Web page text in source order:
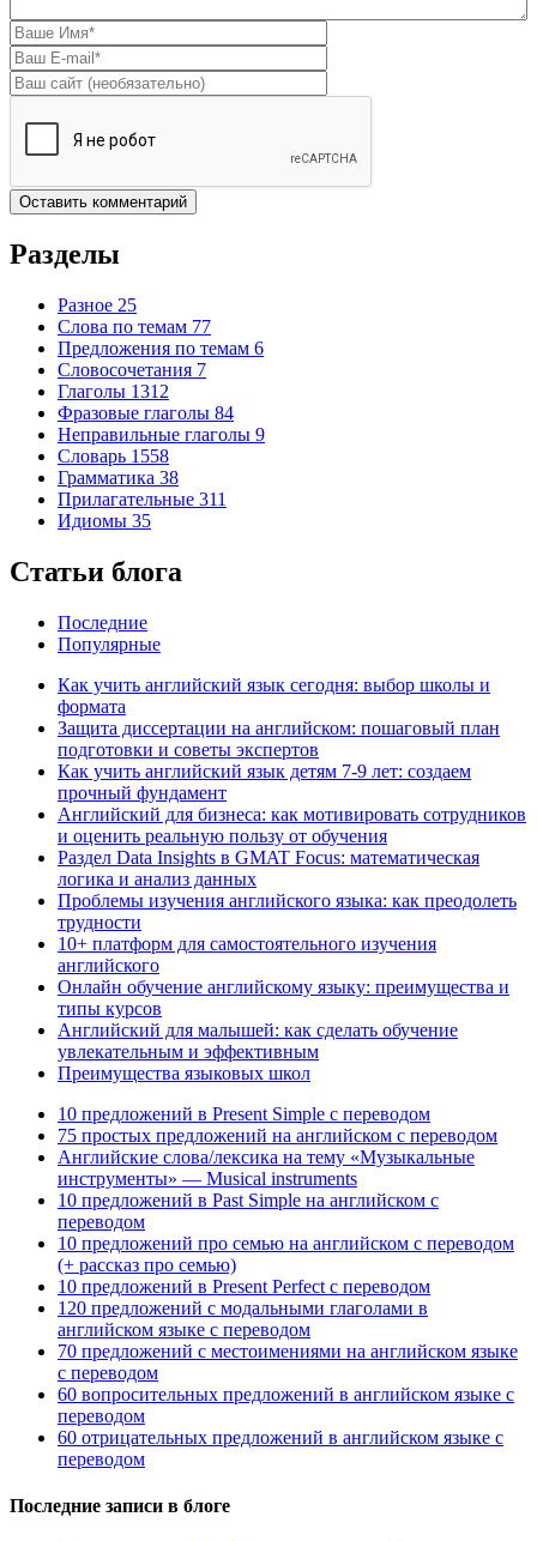
Ваше имя
E-mail*
Домашняя страница
Разделы
Разное 25
Слова по темам 77
Предложения по темам 6
Словосочетания 7
Глаголы 1312
Фразовые глаголы 84
Неправильные глаголы 9
Словарь 1558
Грамматика 38
Прилагательные 311
Идиомы 35
Статьи блога
Последние
Популярные
Как учить английский язык сегодня: выбор школы и
формата
Защита диссертации на английском: пошаговый план
подготовки и советы экспертов
Как учить английский язык детям 7-9 лет: создаем
прочный фундамент
Английский для бизнеса: как мотивировать сотрудников
и оценить реальную пользу от обучения
Раздел Data Insights в GMAT Focus: математическая
логика и анализ данных
Проблемы изучения английского языка: как преодолеть
трудности
10+ платформ для самостоятельного изучения
английского
Онлайн обучение английскому языку: преимущества и
типы курсов
Английский для малышей: как сделать обучение
увлекательным и эффективным
Преимущества языковых школ
10 предложений в Present Simple с переводом
75 простых предложений на английском с переводом
Английские слова/лексика на тему «Музыкальные
инструменты» — Musical instruments
10 предложений в Past Simple на английском с
переводом
10 предложений про семью на английском с переводом
(+ рассказ про семью)
10 предложений в Present Perfect с переводом
120 предложений с модальными глаголами в
английском языке с переводом
70 предложений с местоимениями на английском языке
с переводом
60 вопросительных предложений в английском языке с
переводом
60 отрицательных предложений в английском языке с
переводом
Последние записи в блоге